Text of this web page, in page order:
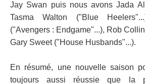
Jay Swan puis nous avons Jada
Tasma Walton ("Blue
("Avengers : Endgame"...), Rob
Gary Sweet ("House Husbands"...).
En résumé, une nouvelle saison
toujours aussi réussie que la